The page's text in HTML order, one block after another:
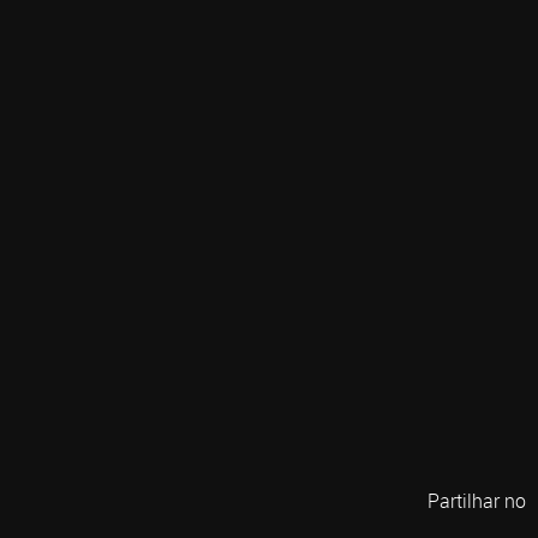
Partilhar no